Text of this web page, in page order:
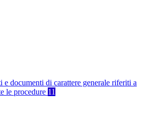
e documenti di carattere generale riferiti a
le procedure 11